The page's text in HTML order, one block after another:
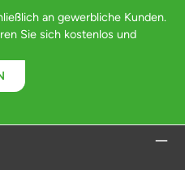
an gewerbliche Kunden.
Sie sich kostenlos und